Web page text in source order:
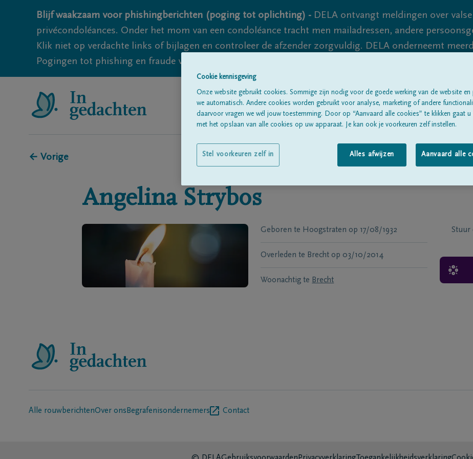
Blijf waakzaam voor phishingberichten (poging tot oplichting) - DELA ontvangt meldingen over
privécondoléances. Onder het mom van een condoléance tracht men mailadressen, andere
Klik niet op verdachte links of bijlagen en controleer de afzender zorgvuldig. DELA onderneemt
Pogingen tot phishing en fraude vallen echter nooit volledig uit te sluiten, dus blijf waakzaam.
Alle rouwberichten Over ons
← Vorige
Angelina Strybos
Geboren te Hoogstraten op 17/08/1932
Overleden te Brecht op 03/10/2014
Woonachtig te Brecht
Stuur
Alle rouwberichtenOver ons Begrafenisondernemers Contact
Cookie kennisgeving
Onze website gebruikt cookies. Sommige zijn nodig voor de goede werking van de website en
we automatisch. Andere cookies worden gebruikt voor analyse, marketing of andere
daarvoor vragen we wél jouw toestemming. Door op “Aanvaard alle cookies” te klikken gaat u
met het opslaan van alle cookies op uw apparaat. Je kan ook je voorkeuren zelf instellen.
Alles afwijzen Aanvaard alle
Stel voorkeuren zelf in